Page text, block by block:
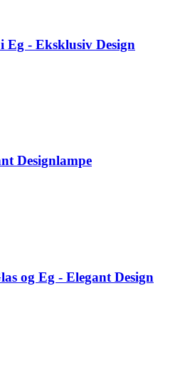
Eg - Eksklusiv Design
Designlampe
og Eg - Elegant Design